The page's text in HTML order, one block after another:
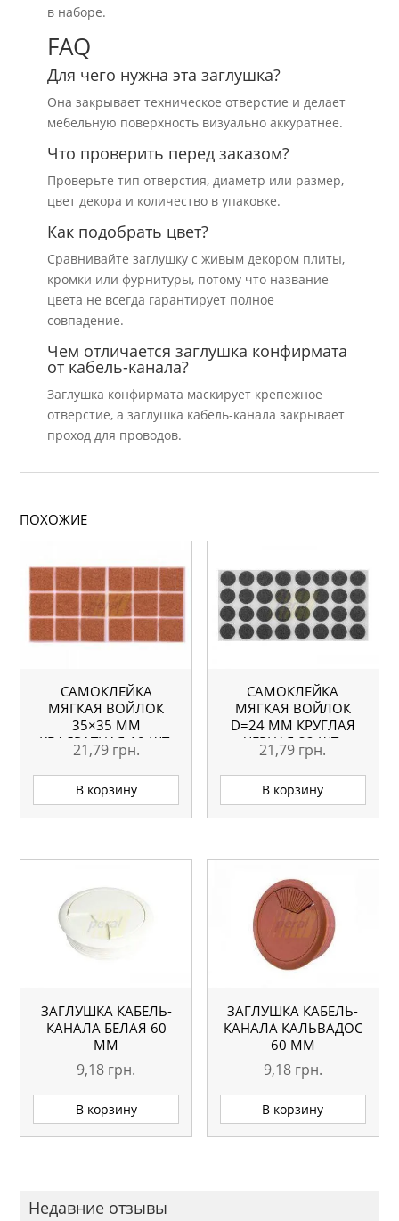
в наборе.
FAQ
Для чего нужна эта заглушка?
Она закрывает техническое отверстие и делает
мебельную поверхность визуально аккуратнее.
Что проверить перед заказом?
Проверьте тип отверстия, диаметр или размер,
цвет декора и количество в упаковке.
Как подобрать цвет?
Сравнивайте заглушку с живым декором плиты,
кромки или фурнитуры, потому что название
цвета не всегда гарантирует полное
совпадение.
Чем отличается заглушка конфирмата
от кабель-канала?
Заглушка конфирмата маскирует крепежное
отверстие, а заглушка кабель-канала закрывает
проход для проводов.
ПОХОЖИЕ
САМОКЛЕЙКА
МЯГКАЯ ВОЙЛОК
35×35 ММ
КВАДРАТНАЯ 18 ШТ.
21,79 грн.
В корзину
САМОКЛЕЙКА
МЯГКАЯ ВОЙЛОК
D=24 ММ КРУГЛАЯ
ЧЕРНАЯ 32 ШТ.
21,79 грн.
В корзину
ЗАГЛУШКА КАБЕЛЬ-
КАНАЛА БЕЛАЯ 60
ММ
9,18 грн.
В корзину
ЗАГЛУШКА КАБЕЛЬ-
КАНАЛА КАЛЬВАДОС
60 ММ
9,18 грн.
В корзину
Недавние отзывы